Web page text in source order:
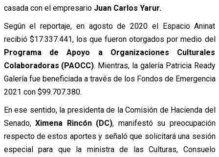
casada con el empresario Juan Carlos Yarur.
Según el reportaje, en agosto de 2020 el Espacio Aninat
recibió $17.337.441, los que fueron otorgados por medio del
Programa de Apoyo a Organizaciones Culturales
Colaboradoras (PAOCC). Mientras, la galería Patricia Ready
Galería fue beneficiada a través de los Fondos de Emergencia
2021 con $99.707.380.
En ese sentido, la presidenta de la Comisión de Hacienda del
Senado, Ximena Rincón (DC), manifestó su preocupación
respecto de estos aportes y señaló que solicitará una sesión
especial para que la ministra de las Culturas, Consuelo